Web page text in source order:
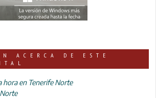
ACERCA DE ESTE
hora en Tenerife Norte